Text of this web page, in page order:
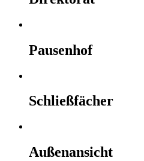
Pausenhof
Schließfächer
Außenansicht